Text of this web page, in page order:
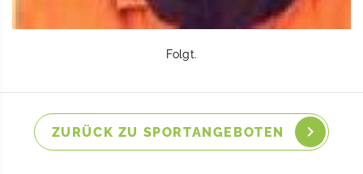
Folgt.
ZURÜCK ZU SPORTANGEBOTEN